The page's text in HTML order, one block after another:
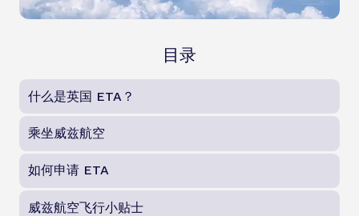
目录
什么是英国 ETA？
乘坐威兹航空
如何申请 ETA
威兹航空飞行小贴士